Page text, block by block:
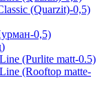
(Quarzit)-0,5)
0,5)
(Purlite matt-0.5)
(Rooftop matte-